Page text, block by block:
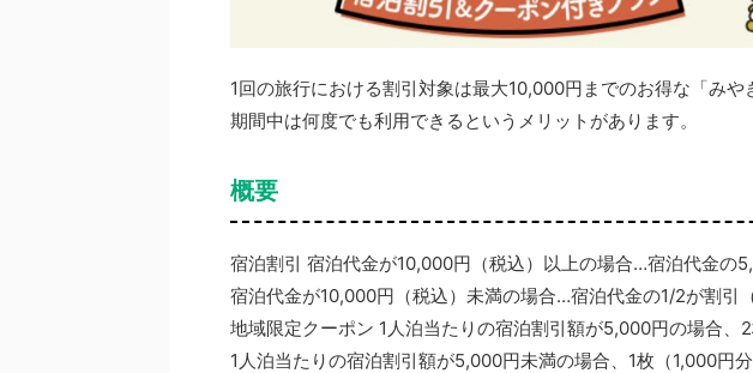
1回の旅行における割引対象は最大10,000円までのお得な「みや
期間中は何度でも利用できるというメリットがあります。
概要
宿泊割引 宿泊代金が10,000円（税込）以上の場合…宿泊代金の
宿泊代金が10,000円（税込）未満の場合…宿泊代金の1/2が割引
地域限定クーポン 1人泊当たりの宿泊割引額が5,000円の場合、
1人泊当たりの宿泊割引額が5,000円未満の場合、1枚（1,000円